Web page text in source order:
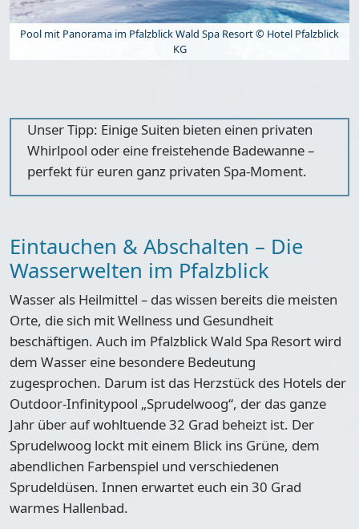
Pool mit Panorama im Pfalzblick Wald Spa Resort © Hotel Pfalzblick
KG
Unser Tipp: Einige Suiten bieten einen privaten
Whirlpool oder eine freistehende Badewanne –
perfekt für euren ganz privaten Spa-Moment.
Eintauchen & Abschalten – Die
Wasserwelten im Pfalzblick
Wasser als Heilmittel – das wissen bereits die meisten
Orte, die sich mit Wellness und Gesundheit
beschäftigen. Auch im Pfalzblick Wald Spa Resort wird
dem Wasser eine besondere Bedeutung
zugesprochen. Darum ist das Herzstück des Hotels der
Outdoor-Infinitypool „Sprudelwoog“, der das ganze
Jahr über auf wohltuende 32 Grad beheizt ist. Der
Sprudelwoog lockt mit einem Blick ins Grüne, dem
abendlichen Farbenspiel und verschiedenen
Sprudeldüsen. Innen erwartet euch ein 30 Grad
warmes Hallenbad.